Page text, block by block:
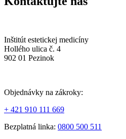
Inštitút estetickej medicíny
Hollého ulica č. 4
902 01 Pezinok
Objednávky na zákroky:
+ 421 910 111 669
Bezplatná linka: 0800 500 511